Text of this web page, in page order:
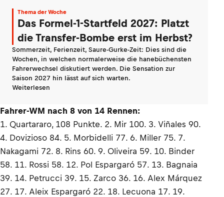
Thema der Woche
Das Formel-1-Startfeld 2027: Platzt
die Transfer-Bombe erst im Herbst?
Sommerzeit, Ferienzeit, Saure-Gurke-Zeit: Dies sind die
Wochen, in welchen normalerweise die hanebüchensten
Fahrerwechsel diskutiert werden. Die Sensation zur
Saison 2027 hin lässt auf sich warten.
Weiterlesen
Fahrer-WM nach 8 von 14 Rennen:
1. Quartararo, 108 Punkte. 2. Mir 100. 3. Viñales 90.
4. Dovizioso 84. 5. Morbidelli 77. 6. Miller 75. 7.
Nakagami 72. 8. Rins 60. 9. Oliveira 59. 10. Binder
58. 11. Rossi 58. 12. Pol Espargaró 57. 13. Bagnaia
39. 14. Petrucci 39. 15. Zarco 36. 16. Alex Márquez
27. 17. Aleix Espargaró 22. 18. Lecuona 17. 19.